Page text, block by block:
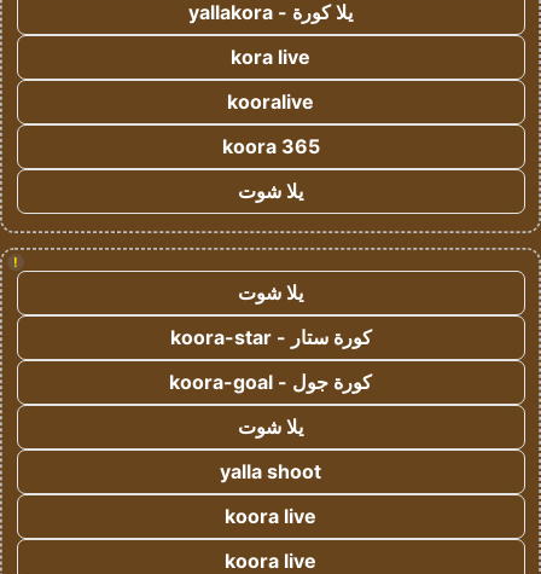
يلا كورة - yallakora
kora live
kooralive
koora 365
يلا شوت
!
يلا شوت
كورة ستار - koora-star
كورة جول - koora-goal
يلا شوت
yalla shoot
koora live
koora live